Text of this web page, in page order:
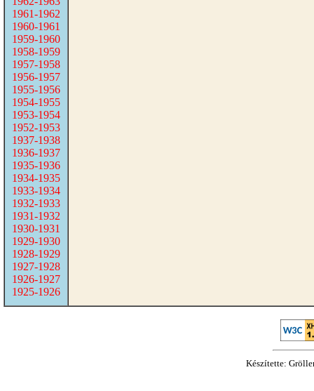
1961-1962
1960-1961
1959-1960
1958-1959
1957-1958
1956-1957
1955-1956
1954-1955
1953-1954
1952-1953
1937-1938
1936-1937
1935-1936
1934-1935
1933-1934
1932-1933
1931-1932
1930-1931
1929-1930
1928-1929
1927-1928
1926-1927
1925-1926
Készítette: